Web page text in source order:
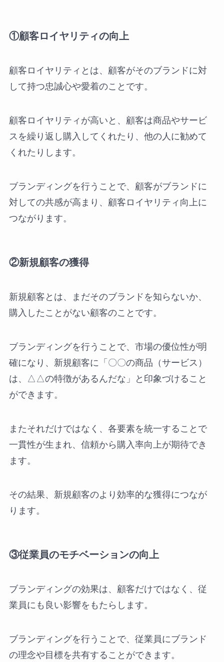
①顧客ロイヤリティの向上
顧客ロイヤリティとは、顧客がそのブランドに対
して持つ忠誠心や愛着のことです。
顧客ロイヤリティが高いと、顧客は商品やサービ
スを繰り返し購入してくれたり、他の人に勧めて
くれたりします。
ブランディングを行うことで、顧客がブランドに
対しての共感が高まり、顧客ロイヤリティ向上に
つながります。
②新規顧客の獲得
新規顧客とは、まだそのブランドを知らないか、
購入したことがない顧客のことです。
ブランディングを行うことで、市場の優位性が明
確になり、新規顧客に「〇〇の商品（サービス）
は、△△の特徴があるんだな」と印象づけること
ができます。
またそれだけではなく、各要素を統一することで
一貫性が生まれ、信頼から購入率向上が期待でき
ます。
その結果、新規顧客のより効率的な獲得につなが
ります。
③従業員のモチベーションの向上
ブランディングの効果は、顧客だけではなく、従
業員にも良い影響をもたらします。
ブランディングを行うことで、従業員にブランド
の理念や目標を共有することができます。